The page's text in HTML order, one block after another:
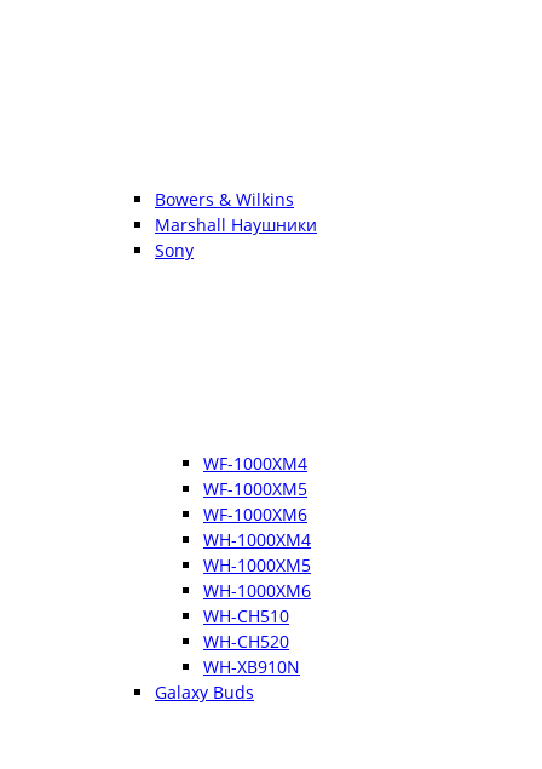
Bowers & Wilkins
Marshall Наушники
Sony
WF-1000XM4
WF-1000XM5
WF-1000XM6
WH-1000XM4
WH-1000XM5
WH-1000XM6
WH-CH510
WH-CH520
WH-XB910N
Galaxy Buds